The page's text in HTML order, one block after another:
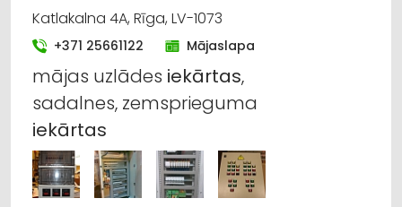
Katlakalna 4A, Rīga, LV-1073
+371 25661122 Mājaslapa
mājas uzlādes iekārtas,
sadalnes, zemsprieguma
iekārtas